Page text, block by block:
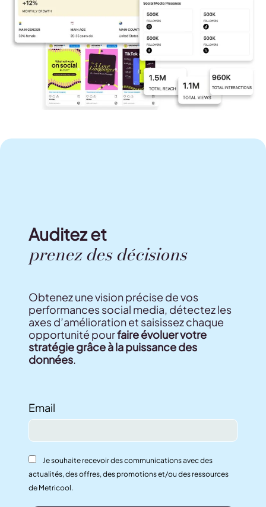
Auditez et
prenez des décisions
Obtenez une vision précise de vos
performances social media, détectez les
axes d’amélioration et saisissez chaque
opportunité pourfaire évoluer votre
stratégie grâce à la puissance des
données.
Email
Je souhaite recevoir des communications avec des
actualités, des offres, des promotions et/ou des ressources
de Metricool.